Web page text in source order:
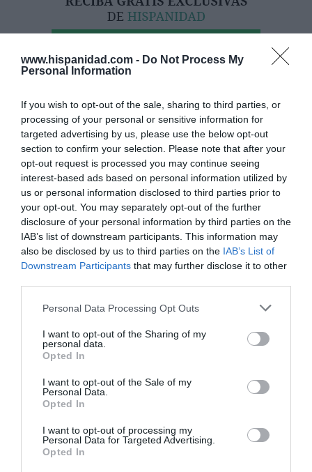
www.hispanidad.com - Do Not Process My
Personal Information
If you wish to opt-out of the sale, sharing to third parties, or
processing of your personal or sensitive information for
targeted advertising by us, please use the below opt-out
section to confirm your selection. Please note that after your
opt-out request is processed you may continue seeing
interest-based ads based on personal information utilized by
us or personal information disclosed to third parties prior to
your opt-out. You may separately opt-out of the further
disclosure of your personal information by third parties on the
IAB’s list of downstream participants. This information may
also be disclosed by us to third parties on the IAB’s List of
Downstream Participants that may further disclose it to other
Personal Data Processing Opt Outs
I want to opt-out of the Sharing of my
personal data.
Opted In
I want to opt-out of the Sale of my
Personal Data.
Opted In
I want to opt-out of processing my
Personal Data for Targeted Advertising.
Opted In
Hoy destacamos
ESPAÑA
Yolanda Díaz, el penúltimo fiasco del
Gobierno Sánchez, escaso en reputación e
influencia internacional: se conforma con
ser la número dos de la OIT
Cristina Martín
ECONOMÍA
La matriz de la china MG dispara ingresos
(+59%) y ventas (+47%) en España, pero
reduce por primera vez su beneficio
SOCIEDAD
India. Simpatizantes del partido gobernante
católico
Redacción
OPINIÓN
¿El Superior interés el menor o el superior
interés de la madre del menor?